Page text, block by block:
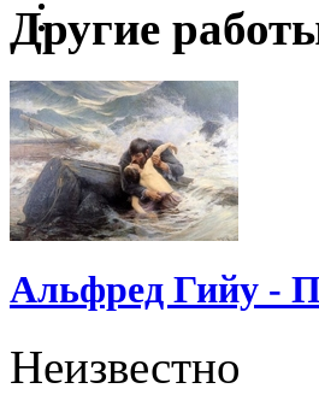
Другие
Альфред Гийу -
Неизвестно